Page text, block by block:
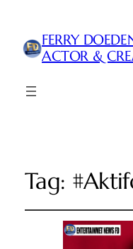
FERRY
ACTOR &
Tag: